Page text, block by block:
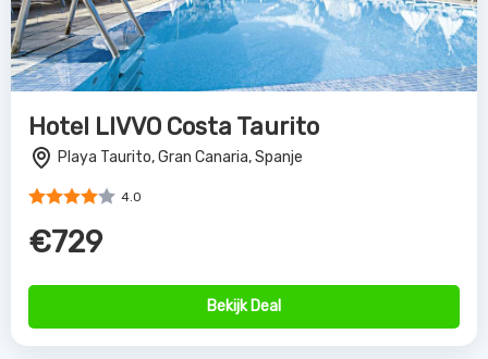
Hotel LIVVO Costa Taurito
Playa Taurito, Gran Canaria, Spanje
4.0
€729
Bekijk Deal